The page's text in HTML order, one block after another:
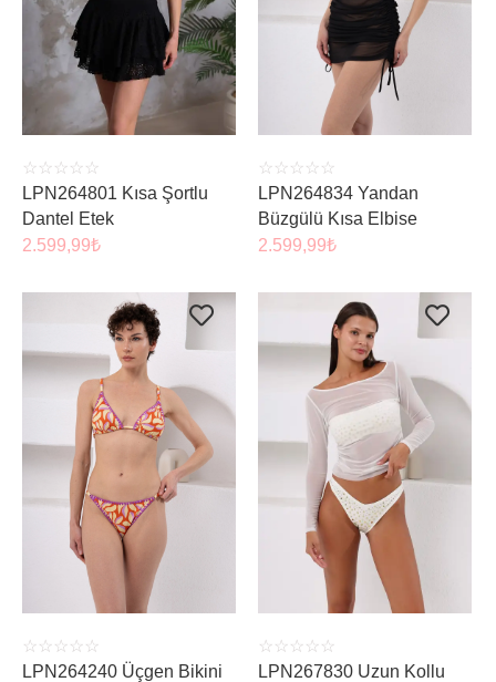
ÜRÜNÜ İNCELE
☆ ☆ ☆ ☆ ☆
LPN264801 Kısa Şortlu
Dantel Etek
2.599,99₺
ÜRÜNÜ İNCELE
☆ ☆ ☆ ☆ ☆
LPN264834 Yandan
Büzgülü Kısa Elbise
2.599,99₺
ÜRÜNÜ İNCELE
☆ ☆ ☆ ☆ ☆
LPN264240 Üçgen Bikini
ÜRÜNÜ İNCELE
☆ ☆ ☆ ☆ ☆
LPN267830 Uzun Kollu